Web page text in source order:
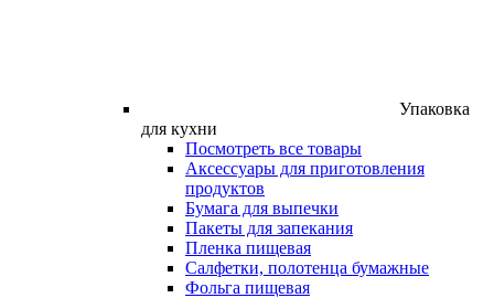
Упаковка
для кухни
Посмотреть все товары
Аксессуары для приготовления
продуктов
Бумага для выпечки
Пакеты для запекания
Пленка пищевая
Салфетки, полотенца бумажные
Фольга пищевая